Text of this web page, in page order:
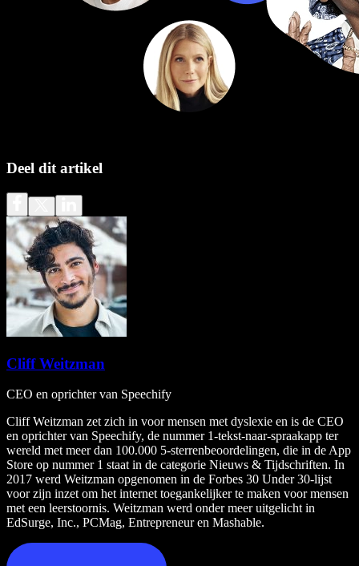
Deel dit artikel
Cliff Weitzman
CEO en oprichter van Speechify
Cliff Weitzman zet zich in voor mensen met dyslexie en is de CEO
en oprichter van Speechify, de nummer 1-tekst-naar-spraakapp ter
wereld met meer dan 100.000 5-sterrenbeoordelingen, die in de App
Store op nummer 1 staat in de categorie Nieuws & Tijdschriften. In
2017 werd Weitzman opgenomen in de Forbes 30 Under 30-lijst
voor zijn inzet om het internet toegankelijker te maken voor mensen
met een leerstoornis. Weitzman werd onder meer uitgelicht in
EdSurge, Inc., PCMag, Entrepreneur en Mashable.